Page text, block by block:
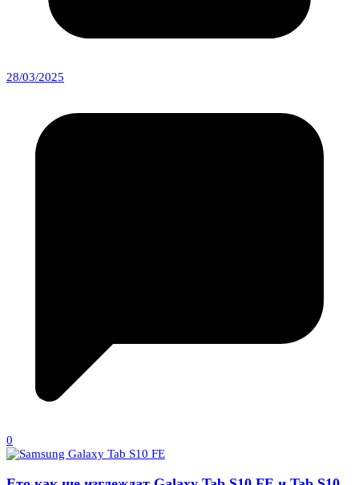
28/03/2025
0